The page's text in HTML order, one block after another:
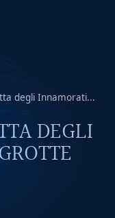
degli Innamorati...
DEGLI